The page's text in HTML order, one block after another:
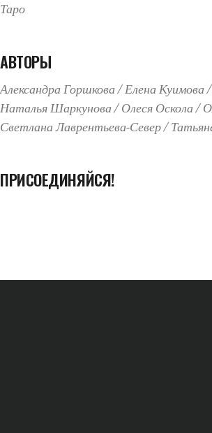
Таро
АВТОРЫ
Александра Горшкова Елена Куимова
Наталья Шаркунова
Олеся Оскола
Светлана Лаврентьева-Север
ПРИСОЕДИНЯЙСЯ!